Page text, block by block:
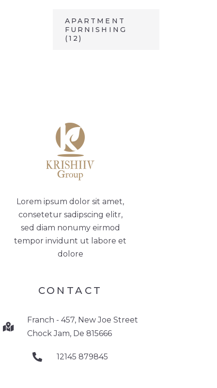
APARTMENT
FURNISHING
(12)
Lorem ipsum dolor sit amet,
consetetur sadipscing elitr,
sed diam nonumy eirmod
tempor invidunt ut labore et
dolore
CONTACT
Franch - 457, New Joe Street
Chock Jam, De 815666
12145 879845